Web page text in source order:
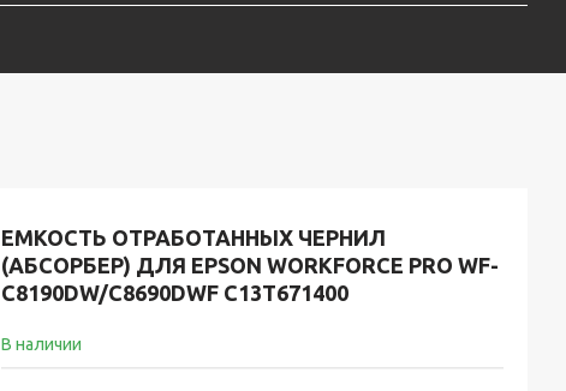
ЕМКОСТЬ ОТРАБОТАННЫХ ЧЕРНИЛ
(АБСОРБЕР) ДЛЯ EPSON WORKFORCE PRO WF-
C8190DW/C8690DWF C13T671400
В наличии